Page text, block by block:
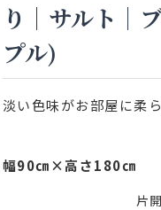
り｜サルト｜
プル)
淡い色味がお部屋に柔
幅90㎝×高さ180㎝
片